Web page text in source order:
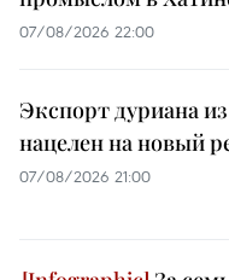
07/08/2026 22:00
Экспорт дуриана
нацелен на новый
07/08/2026 21:00